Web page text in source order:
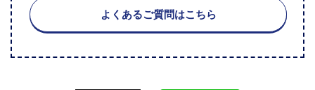
よくあるご質問はこちら